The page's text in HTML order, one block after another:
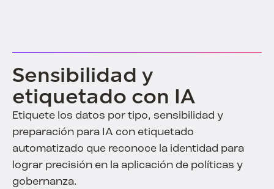
Sensibilidad y
etiquetado con IA
Etiquete los datos por tipo, sensibilidad y
preparación para IA con etiquetado
automatizado que reconoce la identidad para
lograr precisión en la aplicación de políticas y
gobernanza.